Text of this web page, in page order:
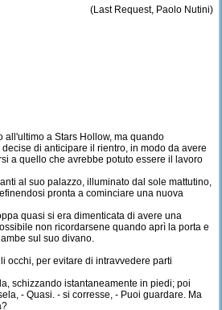
(Last Request, Paolo Nutini)
all'ultimo a Stars Hollow, ma quando
di anticipare il rientro, in modo da avere
a quello che avrebbe potuto essere il lavoro
al suo palazzo, illuminato dal sole mattutino,
pronta a cominciare una nuova
quasi si era dimenticata di avere una
non ricordarsene quando aprì la porta e
sul suo divano.
occhi, per evitare di intravvedere parti
schizzando istantaneamente in piedi; poi
- Quasi. - si corresse, - Puoi guardare. Ma